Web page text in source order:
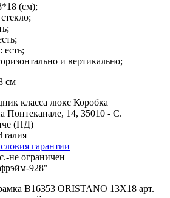
(см);
есть;
и вертикально;
см
класса люкс Коробка
14, 35010 - С.
(ПД)
гарантии
не ограничен
928"
B16353 ORISTANO 13X18 арт.